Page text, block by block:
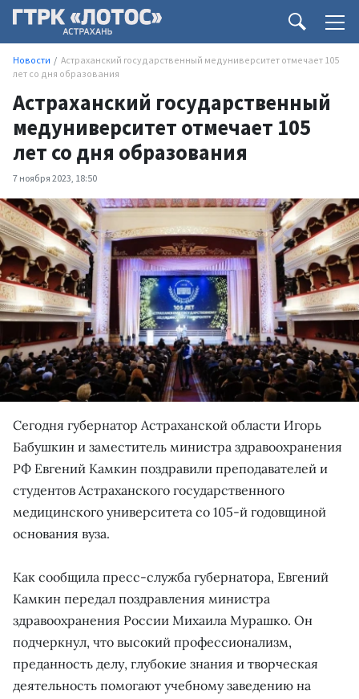
Новости
Астраханский государственный медуниверситет отмечает 105
лет со дня образования
Астраханский государственный
медуниверситет отмечает 105
лет со дня образования
7 ноября 2023, 18:50
Сегодня губернатор Астраханской области Игорь
Бабушкин и заместитель министра здравоохранения
РФ Евгений Камкин поздравили преподавателей и
студентов Астраханского государственного
медицинского университета со 105-й годовщиной
основания вуза.
Как сообщила пресс-служба губернатора, Евгений
Камкин передал поздравления министра
здравоохранения России Михаила Мурашко. Он
подчеркнул, что высокий профессионализм,
преданность делу, глубокие знания и творческая
деятельность помогают учебному заведению на